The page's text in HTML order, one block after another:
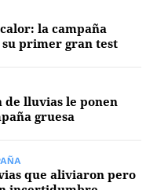
la campaña
primer gran test
de lluvias le ponen
gruesa
que aliviaron pero